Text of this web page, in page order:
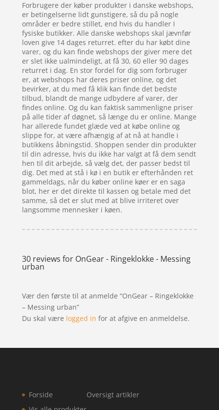
Forbrugere der køber produkter i danske webshops,
er betingelserne lidt gunstigere, så du på nogle
områder er bedre stillet, end hvis du handler I
fysiske butikker. Alle danske webshops skal jævnfør
loven give 14 dages returret. efter du har købt dine
varer, og du kan finde webshops der giver mere det
er slet ikke ualmindeligt, at få 30, 60 eller 90 dages
returret i dag. En stor fordel for dig som forbruger
er, at webshops har deres priser online, og det
bevirker, at du med få klik kan finde det bedste
tilbud, blandt de mange udbydere af varer, der
findes online. Og du kan faktisk sammenligne priser
på alle tider af døgnet, så længe du er online. Mange
har allerede fundet glæde ved at købe online og
slippe for, at være afhængig af at nå at handle i
butikkens åbningstid. Shoppen sender din produkter
til din adresse, hvis du ikke har valgt at få dem sendt
hen til dit arbejde, så vælg det, der passer bedst til
dig. Det med at stå i kø i en butik er efterhånden ret
gammeldags, når du køber online køer er en saga
blot, her er det direkte til kassen og betale med det
samme, så det er slut med at blive irriteret over
langsomme mennesker i køen.
30 reviews for OnGear - Ringeklokke - Messing
urban
Vær den første til at anmelde “OnGear – Ringeklokke
– Messing urban”
Du skal være logged in for at afgive en anmeldelse.
Forside
Oversigt artikler